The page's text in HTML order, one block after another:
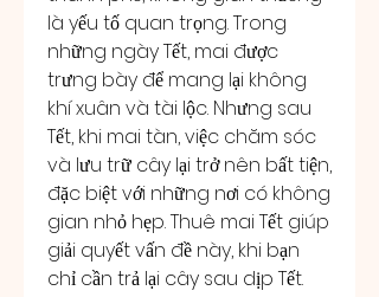
là yếu tố quan trọng. Trong
những ngày Tết, mai được
trưng bày để mang lại không
khí xuân và tài lộc. Nhưng sau
Tết, khi mai tàn, việc chăm sóc
và lưu trữ cây lại trở nên bất tiện,
đặc biệt với những nơi có không
gian nhỏ hẹp. Thuê mai Tết giúp
giải quyết vấn đề này, khi bạn
chỉ cần trả lại cây sau dịp Tết.